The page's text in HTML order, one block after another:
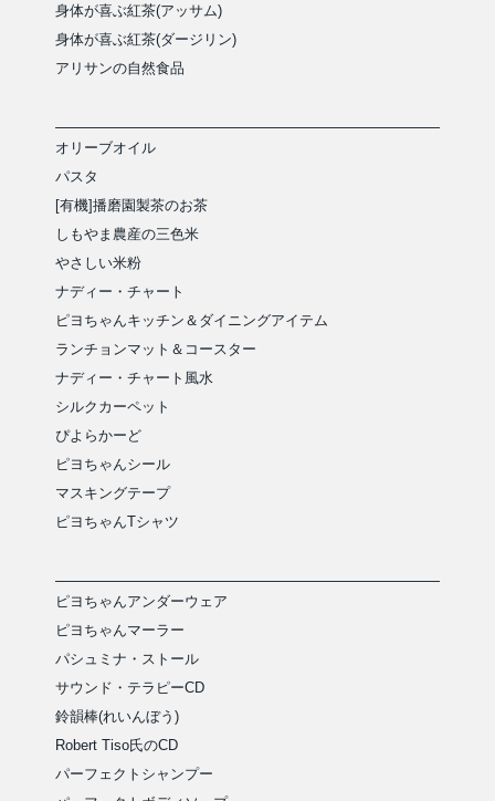
身体が喜ぶ紅茶(アッサム)
身体が喜ぶ紅茶(ダージリン)
アリサンの自然食品
オリーブオイル
パスタ
[有機]播磨園製茶のお茶
しもやま農産の三色米
やさしい米粉
ナディー・チャート
ピヨちゃんキッチン＆ダイニングアイテム
ランチョンマット＆コースター
ナディー・チャート風水
シルクカーペット
ぴよらかーど
ピヨちゃんシール
マスキングテープ
ピヨちゃんTシャツ
ピヨちゃんアンダーウェア
ピヨちゃんマーラー
パシュミナ・ストール
サウンド・テラピーCD
鈴韻棒(れいんぼう)
Robert Tiso氏のCD
パーフェクトシャンプー